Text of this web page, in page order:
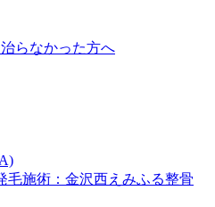
らなかった方へ
毛施術：金沢西えみふる整骨